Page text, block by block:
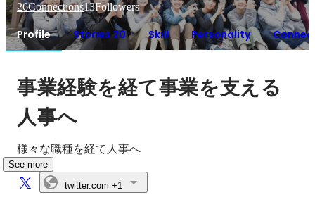
26Connections13Followers
Profile Stories 20 Skill Personality
事業経験を経て事業を支える
人事へ
様々な職種を経て人事へ
See more
twitter.com +1